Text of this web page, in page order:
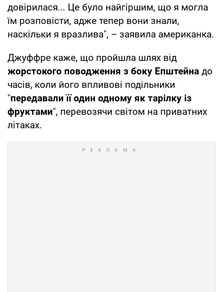
довірилася... Це було найгіршим, що я могла
їм розповісти, адже тепер вони знали,
наскільки я вразлива", – заявила американка.
Джуффре каже, що пройшла шлях від
жорстокого поводження з боку Епштейна до
часів, коли його впливові подільники
"передавали її один одному як тарілку із
фруктами", перевозячи світом на приватних
літаках.